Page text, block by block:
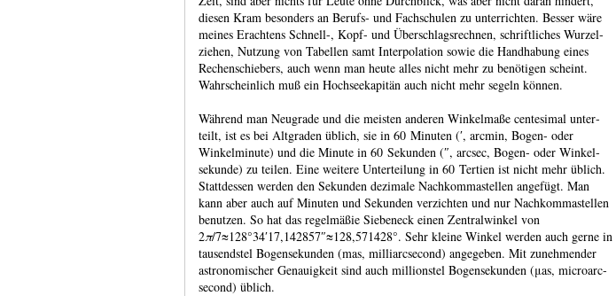
diesen Kram beson­ders an Berufs- und Fach­schulen zu unter­richten. Besser wäre
meines Erach­tens Schnell-, Kopf- und Über­schlags­rechnen, schrift­liches Wurzel­
ziehen, Nut­zung von Tabel­len samt Inter­pola­tion sowie die Hand­habung eines
Rechen­schiebers, auch wenn man heute alles nicht mehr zu benö­tigen scheint.
Wahr­schein­lich muß ein Hoch­see­kapi­tän auch nicht mehr segeln können.
Während man Neugrade und die meisten anderen Winkel­maße centesimal unter­
teilt, ist es bei Alt­graden üblich, sie in 60 Mi­nu­ten (′, arcmin, Bogen- oder
Winkel­minute) und die Minute in 60 Se­kun­den (″, arcsec, Bogen- oder Winkel­
sekunde) zu teilen. Eine wei­tere Unter­teilung in 60 Ter­tien ist nicht mehr üblich.
Statt­dessen werden den Sekunden dezimale Nach­komma­stel­len ange­fügt. Man
kann aber auch auf Minuten und Sekunden ver­zichten und nur Nach­komma­stel­len
benut­zen. So hat das regel­mäßie Sieben­eck einen Zentral­winkel von
2π/7≈128°34′17,142857″≈128,571428°. Sehr kleine Winkel werden auch gerne in
tausend­stel Bogen­sekunden (mas, milli­arc­second) ange­geben. Mit zuneh­mender
astro­nomi­scher Genauig­keit sind auch million­stel Bogen­sekun­den (μas, micro­arc­
second) üblich.